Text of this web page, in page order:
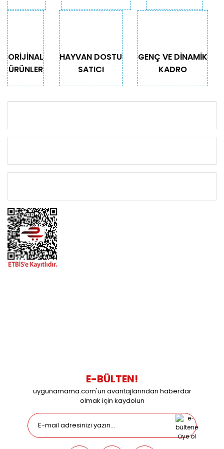
Gönder
ORİJİNAL
ÜRÜNLER
HAYVAN DOSTU
SATICI
GENÇ VE DİNAMİK
KADRO
E-BÜLTEN!
uygunamama.com'un avantajlarından haberdar
olmak için kaydolun